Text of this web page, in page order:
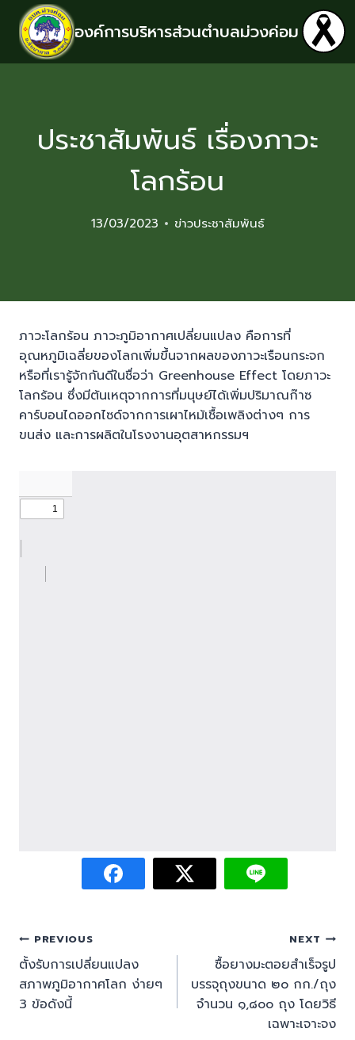
องค์การบริหารส่วนตำบลม่วงค่อม
ประชาสัมพันธ์ เรื่องภาวะ
โลกร้อน
13/03/2023 ข่าวประชาสัมพันธ์
ภาวะโลกร้อน ภาวะภูมิอากาศเปลี่ยนแปลง คือการที่
อุณหภูมิเฉลี่ยของโลกเพิ่มขึ้นจากผลของภาวะเรือนกระจก
หรือที่เรารู้จักกันดีในชื่อว่า Greenhouse Effect โดยภาวะ
โลกร้อน ซึ่งมีต้นเหตุจากการที่มนุษย์ได้เพิ่มปริมาณก๊าซ
คาร์บอนไดออกไซด์จากการเผาไหม้เชื้อเพลิงต่างๆ การ
ขนส่ง และการผลิตในโรงงานอุตสาหกรรมฯ
PREVIOUS
ตั้งรับการเปลี่ยนแปลง
สภาพภูมิอากาศโลก ง่ายๆ
3 ข้อดังนี้
NEXT
ซื้อยางมะตอยสำเร็จรูป
บรรจุถุงขนาด ๒๐ กก./ถุง
จำนวน ๑,๘๐๐ ถุง โดยวิธี
เฉพาะเจาะจง